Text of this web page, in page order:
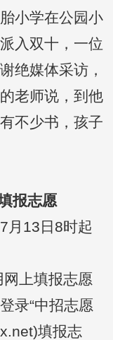
小学在公园小
入双十，一位
绝媒体采访，
老师说，到他
不少书，孩子
报志愿
13日8时起
上填报志愿
录“中招志愿
填报志